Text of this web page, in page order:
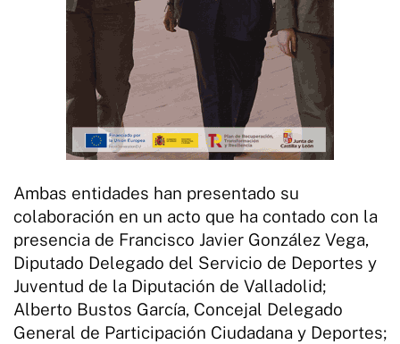
Ambas entidades han presentado su
colaboración en un acto que ha contado con la
presencia de Francisco Javier González Vega,
Diputado Delegado del Servicio de Deportes y
Juventud de la Diputación de Valladolid;
Alberto Bustos García, Concejal Delegado
General de Participación Ciudadana y Deportes;